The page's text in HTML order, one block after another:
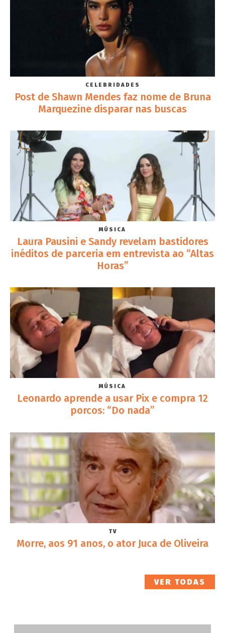
CELEBRIDADES
Post de Shawn Mendes faz nome de Bruna
Marquezine disparar nas buscas
MÚSICA
Laura Pausini e Sandy revelam bastidores
inéditos de parceria em entrevista ao “Altas
Horas”
MÚSICA
Leonardo aprende a usar Pix e compra 12
porcos: “Do nada”
TV
Morre, aos 91 anos, o ator Juca de Oliveira
VER TODAS